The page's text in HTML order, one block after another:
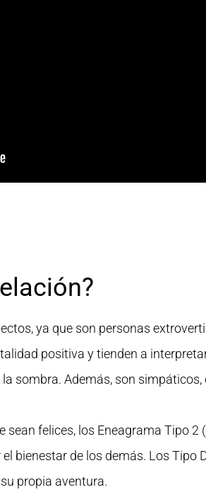
ya que son personas
positiva y tienden a
sombra. Además, son
felices, los Eneagrama Tipo 2
bienestar de los demás. Los Tipo
propia aventura.